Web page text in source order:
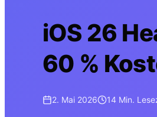
iOS 26
60 %
2. Mai 2026 14 Min.